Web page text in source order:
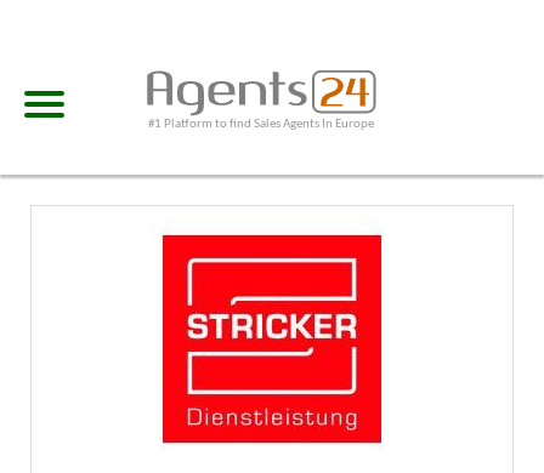
#1 Platform to find Sales Agents In Europe